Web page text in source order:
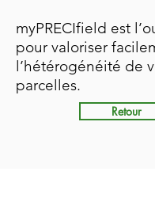
myPRECIfield est
pour valoriser
l’hétérogénéité de
parcelles.
Retour